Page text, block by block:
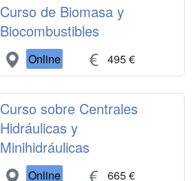
Curso de Biomasa y
Biocombustibles
Online 495 €
Curso sobre Centrales
Hidráulicas y
Minihidráulicas
Online 665 €